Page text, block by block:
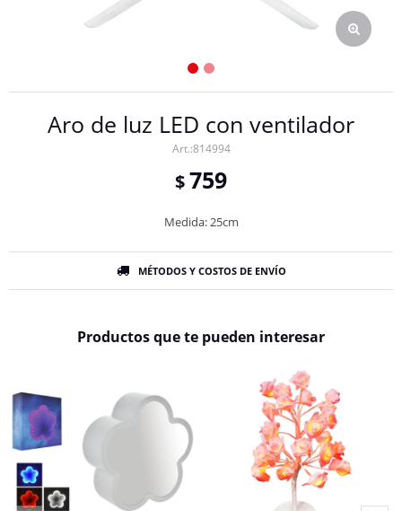
Aro de luz LED con ventilador
814994
$759
Medida: 25cm
MÉTODOS Y COSTOS DE ENVÍO
Productos que te pueden interesar